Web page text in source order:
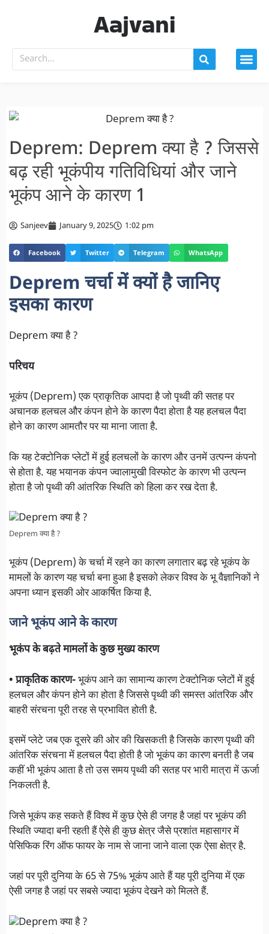
Aajvani
Deprem: Deprem क्या है ? जिससे
बढ़ रही भूकंपीय गतिविधियां और जाने
भूकंप आने के कारण 1
Sanjeev January 9, 2025 1:02 pm
Facebook Twitter Telegram WhatsApp
Deprem चर्चा में क्यों है जानिए
इसका कारण
Deprem क्या है ?
परिचय
भूकंप (Deprem) एक प्राकृतिक आपदा है जो पृथ्वी की सतह पर
अचानक हलचल और कंपन होने के कारण पैदा होता है यह हलचल पैदा
होने का कारण आमतौर पर या माना जाता है.
कि यह टेक्टोनिक प्लेटों में हुई हलचलों के कारण और उनमें उत्पन्न कंपनो
से होता है. यह भयानक कंपन ज्वालामुखी विस्फोट के कारण भी उत्पन्न
होता है जो पृथ्वी की आंतरिक स्थिति को हिला कर रख देता है.
Deprem क्या है ?
भूकंप (Deprem) के चर्चा में रहने का कारण लगातार बढ़ रहे भूकंप के
मामलों के कारण यह चर्चा बना हुआ है इसको लेकर विश्व के भू वैज्ञानिकों ने
अपना ध्यान इसकी ओर आकर्षित किया है.
जाने भूकंप आने के कारण
भूकंप के बढ़ते मामलों के कुछ मुख्य कारण
• प्राकृतिक कारण-भूकंप आने का सामान्य कारण टेक्टोनिक प्लेटों में हुई
हलचल और कंपन होने का होता है जिससे पृथ्वी की समस्त आंतरिक और
बाहरी संरचना पूरी तरह से प्रभावित होती है.
इसमें प्लेटे जब एक दूसरे की ओर की खिसकती है जिसके कारण पृथ्वी की
आंतरिक संरचना में हलचल पैदा होती है जो भूकंप का कारण बनती है जब
कहीं भी भूकंप आता है तो उस समय पृथ्वी की सतह पर भारी मात्रा में ऊर्जा
निकलती है.
जिसे भूकंप कह सकते हैं विश्व में कुछ ऐसे ही जगह है जहां पर भूकंप की
स्थिति ज्यादा बनी रहती हैं ऐसे ही कुछ क्षेत्र जैसे प्रशांत महासागर में
पेसिफिक रिंग ऑफ फायर के नाम से जाना जाने वाला एक ऐसा क्षेत्र है.
जहां पर पूरी दुनिया के 65 से 75% भूकंप आते हैं यह पूरी दुनिया में एक
ऐसी जगह है जहां पर सबसे ज्यादा भूकंप देखने को मिलते हैं.